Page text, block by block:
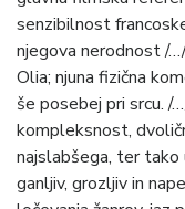
senzibilnost
njegova nerodnost /
Olia; njuna fizična
še posebej pri srcu.
kompleksnost,
najslabšega, ter
ganljiv, grozljiv in